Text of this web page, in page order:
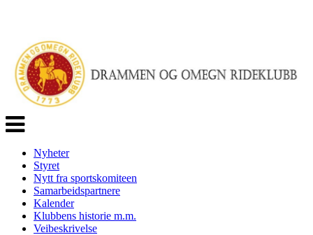
Veksle
navigasjon
Nyheter
Styret
Nytt fra sportskomiteen
Samarbeidspartnere
Kalender
Klubbens historie m.m.
Veibeskrivelse